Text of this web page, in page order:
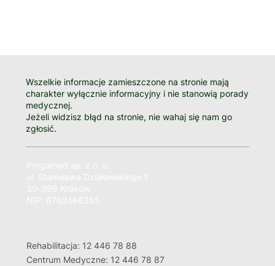
Wszelkie informacje zamieszczone na stronie mają
charakter wyłącznie informacyjny i nie stanowią porady
medycznej.
Jeżeli widzisz błąd na stronie, nie wahaj się nam go
zgłosić.
Rehabilitacja: 12 446 78 88
Centrum Medyczne: 12 446 78 87